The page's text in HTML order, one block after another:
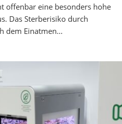
offenbar eine besonders hohe
Das Sterberisiko durch
dem Einatmen…